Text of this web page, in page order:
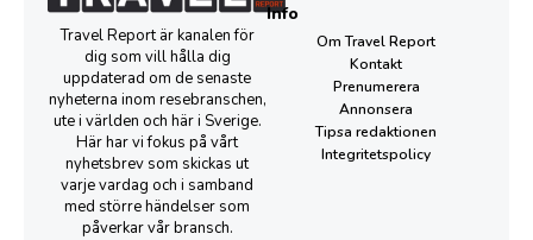
Travel Report är kanalen för
dig som vill hålla dig
uppdaterad om de senaste
nyheterna inom resebranschen,
ute i världen och här i Sverige.
Här har vi fokus på vårt
nyhetsbrev som skickas ut
varje vardag och i samband
med större händelser som
påverkar vår bransch.
Info
Om Travel Report
Kontakt
Prenumerera
Annonsera
Tipsa redaktionen
Integritetspolicy